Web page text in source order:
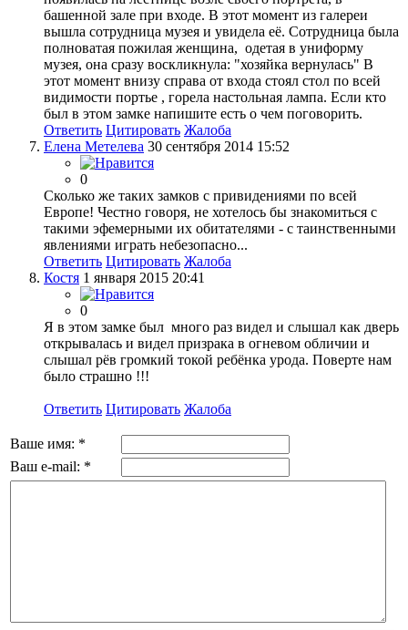
башенной зале при входе. В этот момент из галереи
вышла сотрудница музея и увидела её. Сотрудница была
полноватая пожилая женщина, одетая в униформу
музея, она сразу воскликнула: "хозяйка вернулась" В
этот момент внизу справа от входа стоял стол по всей
видимости портье , горела настольная лампа. Если кто
был в этом замке напишите есть о чем поговорить.
Ответить Цитировать Жалоба
Елена Метелева 30 сентября 2014 15:52
0
Cколько же таких замков с привидениями по всей
Европе! Честно говоря, не хотелось бы знакомиться с
такими эфемерными их обитателями - с таинственными
явлениями играть небезопасно...
Ответить Цитировать Жалоба
Костя 1 января 2015 20:41
0
Я в этом замке был много раз видел и слышал как дверь
открывалась и видел призрака в огневом обличии и
слышал рёв громкий токой ребёнка урода. Поверте нам
было страшно !!!
Ответить Цитировать Жалоба
Ваше имя: *
Ваш e-mail: *